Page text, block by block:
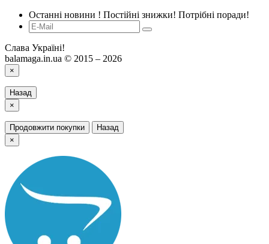
Останні новини ! Постійні знижки! Потрібні поради!
Слава Україні!
balamaga.in.ua © 2015 – 2026
×
Назад
×
Продовжити покупки
Назад
×